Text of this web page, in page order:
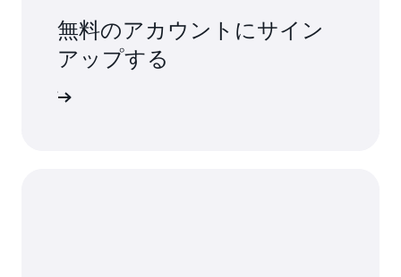
無料のアカウントにサイン
アップする